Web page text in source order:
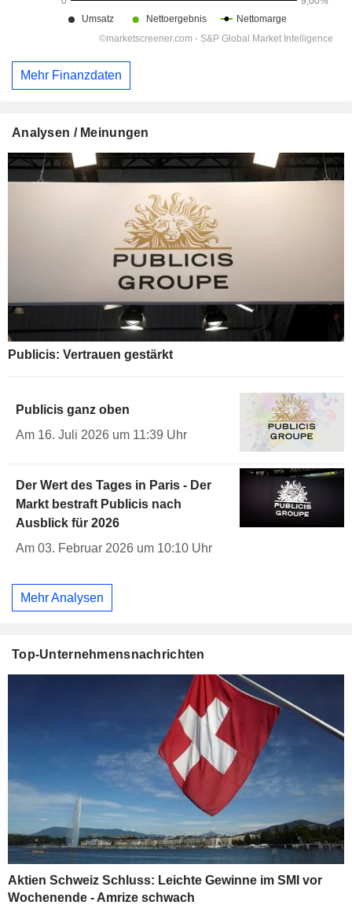
Mehr Finanzdaten
Analysen / Meinungen
Publicis: Vertrauen gestärkt
Publicis ganz oben
Am 16. Juli 2026 um 11:39 Uhr
Der Wert des Tages in Paris - Der
Markt bestraft Publicis nach
Ausblick für 2026
Am 03. Februar 2026 um 10:10 Uhr
Mehr Analysen
Top-Unternehmensnachrichten
Aktien Schweiz Schluss: Leichte Gewinne im SMI vor
Wochenende - Amrize schwach